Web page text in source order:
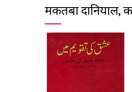
मकतबा दानियाल,